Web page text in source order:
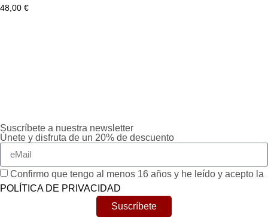
48,00 €
Suscríbete a nuestra newsletter
Únete y disfruta de un 20% de descuento
Confirmo que tengo al menos 16 años y he leído y acepto la
POLÍTICA DE PRIVACIDAD
Suscríbete